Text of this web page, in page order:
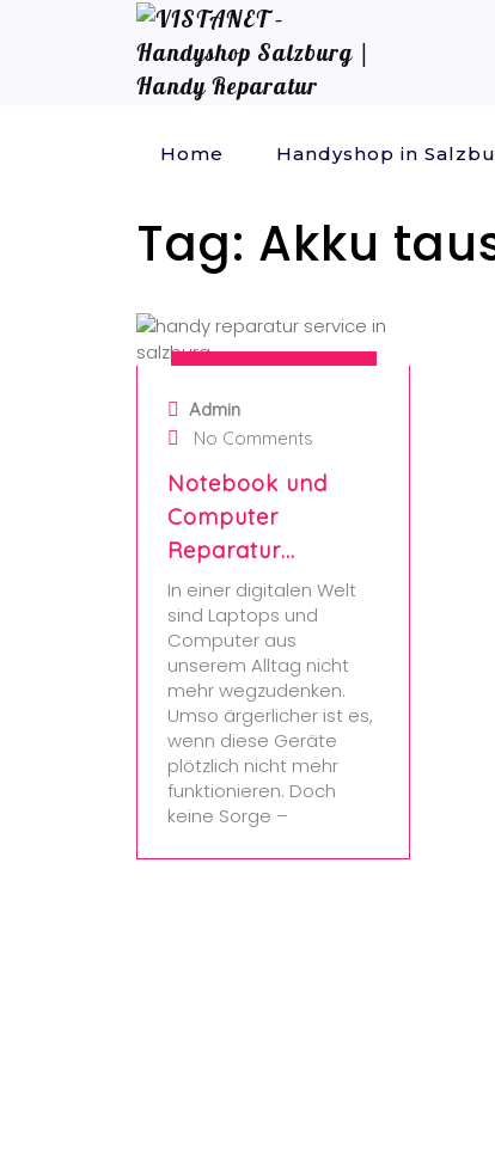
Home Handyshop in
Tag: Akku
Admin
No Comments
Notebook und
Computer
Reparatur…
In einer digitalen Welt
sind Laptops und
Computer aus
unserem Alltag nicht
mehr wegzudenken.
Umso ärgerlicher ist es,
wenn diese Geräte
plötzlich nicht mehr
funktionieren. Doch
keine Sorge –